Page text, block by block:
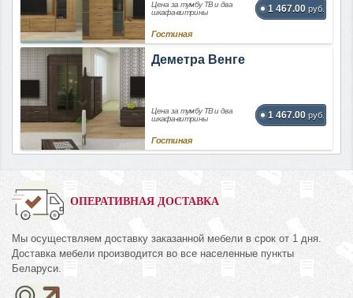
Цена за тумбу ТВ и два
шкафа-витрины
1 467.00 руб.
Гостиная
Деметра Венге
Цена за тумбу ТВ и два
шкафа-витрины
1 467.00 руб.
Гостиная
ОПЕРАТИВНАЯ ДОСТАВКА
Мы осуществляем доставку заказанной мебели в срок от 1 дня.
Доставка мебели производится во все населенные пункты
Беларуси.